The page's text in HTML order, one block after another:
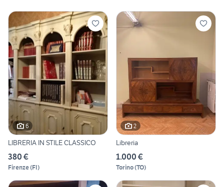
6
LIBRERIA IN STILE CLASSICO
380 €
Firenze(FI)
2
Libreria
1.000 €
Torino(TO)